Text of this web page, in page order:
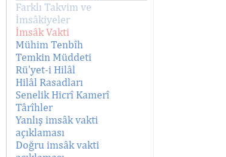
Farklı Takvim ve
İmsâkiyeler
İmsâk Vakti
Mühim Tenbîh
Temkin Müddeti
Rü'yet-i Hilâl
Hilâl Rasadları
Senelik Hicrî Kamerî
Târîhler
Yanlış imsâk vakti
açıklaması
Doğru imsâk vakti